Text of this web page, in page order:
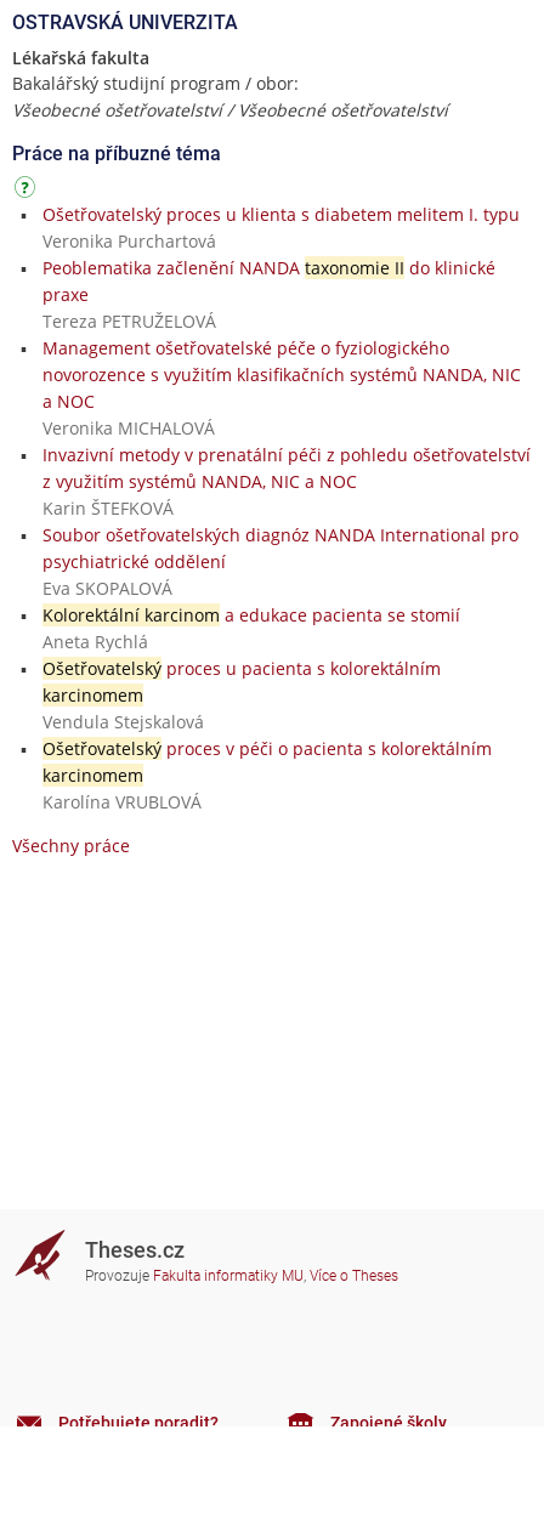
OSTRAVSKÁ UNIVERZITA
Lékařská fakulta
Bakalářský studijní program / obor:
Všeobecné ošetřovatelství / Všeobecné ošetřovatelství
Práce na příbuzné téma
Ošetřovatelský proces u klienta s diabetem melitem I. typu
Veronika Purchartová
Peoblematika začlenění NANDA taxonomie II do klinické
praxe
Tereza PETRUŽELOVÁ
Management ošetřovatelské péče o fyziologického
novorozence s využitím klasifikačních systémů NANDA, NIC
a NOC
Veronika MICHALOVÁ
Invazivní metody v prenatální péči z pohledu ošetřovatelství
z využitím systémů NANDA, NIC a NOC
Karin ŠTEFKOVÁ
Soubor ošetřovatelských diagnóz NANDA International pro
psychiatrické oddělení
Eva SKOPALOVÁ
Kolorektální karcinom a edukace pacienta se stomií
Aneta Rychlá
Ošetřovatelskýproces u pacienta s kolorektálním
karcinomem
Vendula Stejskalová
Ošetřovatelskýproces v péči o pacienta s kolorektálním
karcinomem
Karolína VRUBLOVÁ
Všechny práce
Theses.cz
Provozuje Fakulta informatiky MU, Více o Theses
Potřebujete poradit? Zapojené školy